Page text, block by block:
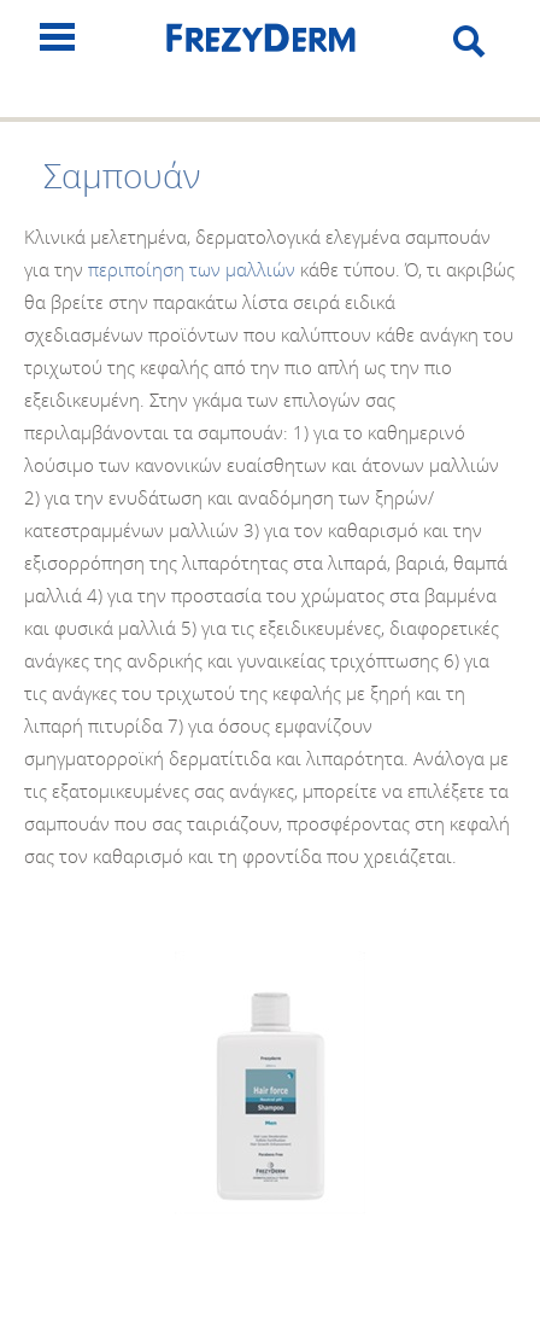
Σαμπουάν
Κλινικά μελετημένα, δερματολογικά ελεγμένα σαμπουάν
για την περιποίηση των μαλλιών κάθε τύπου. Ό, τι ακριβώς
θα βρείτε στην παρακάτω λίστα σειρά ειδικά
σχεδιασμένων προϊόντων που καλύπτουν κάθε ανάγκη του
τριχωτού της κεφαλής από την πιο απλή ως την πιο
εξειδικευμένη. Στην γκάμα των επιλογών σας
περιλαμβάνονται τα σαμπουάν: 1) για το καθημερινό
λούσιμο των κανονικών ευαίσθητων και άτονων μαλλιών
2) για την ενυδάτωση και αναδόμηση των ξηρών/
κατεστραμμένων μαλλιών 3) για τον καθαρισμό και την
εξισορρόπηση της λιπαρότητας στα λιπαρά, βαριά, θαμπά
μαλλιά 4) για την προστασία του χρώματος στα βαμμένα
και φυσικά μαλλιά 5) για τις εξειδικευμένες, διαφορετικές
ανάγκες της ανδρικής και γυναικείας τριχόπτωσης 6) για
τις ανάγκες του τριχωτού της κεφαλής με ξηρή και τη
λιπαρή πιτυρίδα 7) για όσους εμφανίζουν
σμηγματορροϊκή δερματίτιδα και λιπαρότητα. Ανάλογα με
τις εξατομικευμένες σας ανάγκες, μπορείτε να επιλέξετε τα
σαμπουάν που σας ταιριάζουν, προσφέροντας στη κεφαλή
σας τον καθαρισμό και τη φροντίδα που χρειάζεται.